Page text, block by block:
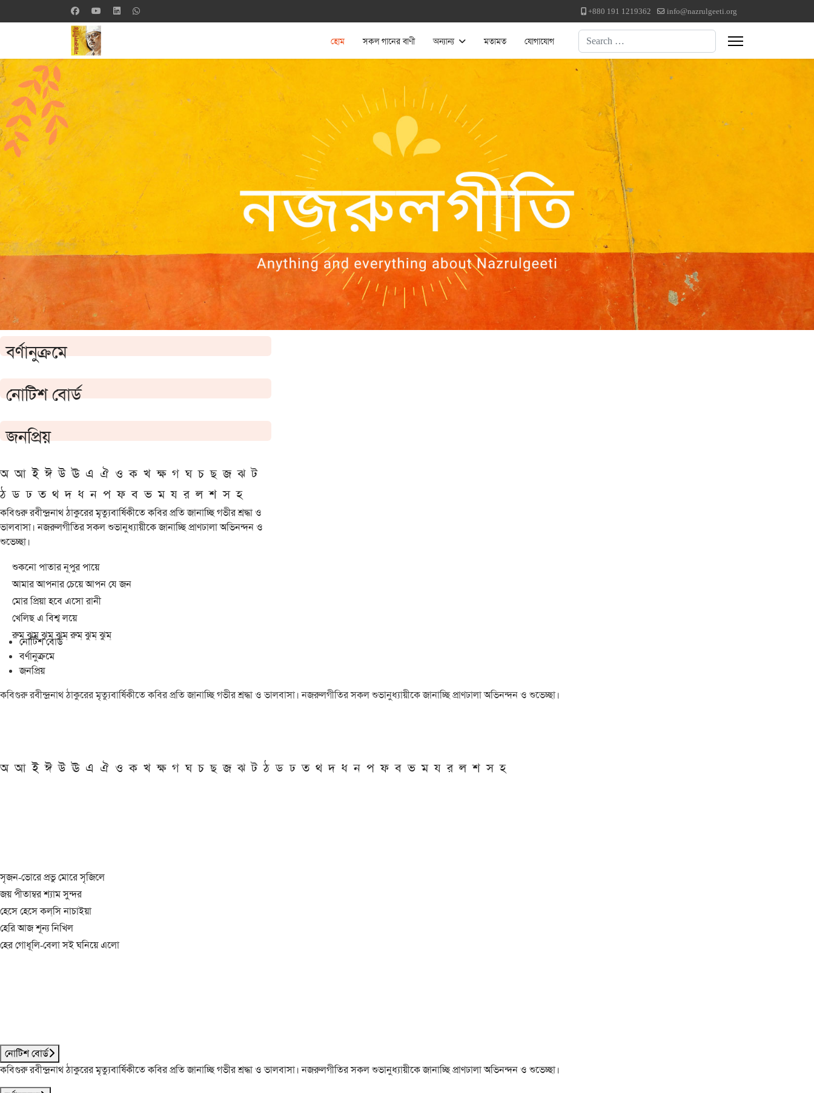
+880 191 1219362 info@nazrulgeeti.org
হোম সকল গানের বাণী অন্যান্য মতামত যোগাযোগ Search
বর্ণানুক্রমে
নোটিশ বোর্ড
জনপ্রিয়
অ আ ই ঈ উ ঊ এ ঐ ও ক খ ক্ষ গ ঘ চ ছ জ ঝ ট
ঠ ড ঢ ত থ দ ধ ন প ফ ব ভ ম য র ল শ স হ
কবিগুরু রবীন্দ্রনাথ ঠাকুরের মৃত্যুবার্ষিকীতে কবির প্রতি জানাচ্ছি গভীর শ্রদ্ধা ও
ভালবাসা। নজরুলগীতির সকল শুভানুধ্যায়ীকে জানাচ্ছি প্রাণঢালা অভিনন্দন ও
শুভেচ্ছা।
শুকনো পাতার নূপুর পায়ে
আমার আপনার চেয়ে আপন যে জন
মোর প্রিয়া হবে এসো রানী
খেলিছ এ বিশ্ব লয়ে
রুম্ ঝুম্ ঝুম্ ঝুম্ রুম্ ঝুম্ ঝুম্
নোটিশ বোর্ড
বর্ণানুক্রমে
জনপ্রিয়
কবিগুরু রবীন্দ্রনাথ ঠাকুরের মৃত্যুবার্ষিকীতে কবির প্রতি জানাচ্ছি গভীর শ্রদ্ধা ও ভালবাসা। নজরুলগীতির সকল শুভানুধ্যায়ীকে জানাচ্ছি প্রাণঢালা অভিনন্দন ও শুভেচ্ছা।
অ আ ই ঈ উ ঊ এ ঐ ও ক খ ক্ষ গ ঘ চ ছ জ ঝ ট ঠ ড ঢ ত থ দ ধ ন প ফ ব ভ ম য র ল শ স হ
সৃজন-ভোরে প্রভু মোরে সৃজিলে
জয় পীতাম্বর শ্যাম সুন্দর
হেসে হেসে কল্‌সি নাচাইয়া
হেরি আজ শূন্য নিখিল
হের গোধূলি-বেলা সই ঘনিয়ে এলো
নোটিশ বোর্ড
কবিগুরু রবীন্দ্রনাথ ঠাকুরের মৃত্যুবার্ষিকীতে কবির প্রতি জানাচ্ছি গভীর শ্রদ্ধা ও ভালবাসা। নজরুলগীতির সকল শুভানুধ্যায়ীকে জানাচ্ছি প্রাণঢালা অভিনন্দন ও শুভেচ্ছা।